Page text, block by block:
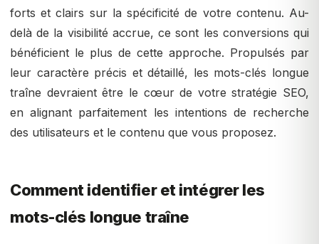
forts et clairs sur la spécificité de votre contenu. Au-
delà de la visibilité accrue, ce sont les conversions qui
bénéficient le plus de cette approche. Propulsés par
leur caractère précis et détaillé, les mots-clés longue
traîne devraient être le cœur de votre stratégie SEO,
en alignant parfaitement les intentions de recherche
des utilisateurs et le contenu que vous proposez.
Comment identifier et intégrer les
mots-clés longue traîne